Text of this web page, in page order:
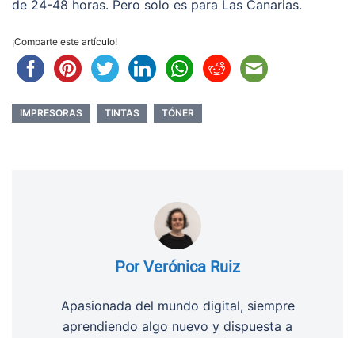
de 24-48 horas. Pero solo es para Las Canarias.
¡Comparte este artículo!
IMPRESORAS TINTAS TÓNER
Por Verónica Ruiz
Apasionada del mundo digital, siempre
aprendiendo algo nuevo y dispuesta a